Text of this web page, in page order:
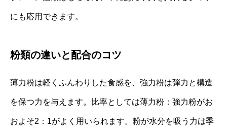
にも応用できます。
粉類の違いと配合のコツ
薄力粉は軽くふんわりした食感を、強力粉は弾力と構造
を保つ力を与えます。比率としては薄力粉：強力粉がお
およそ2：1がよく用いられます。粉が水分を吸う力は季